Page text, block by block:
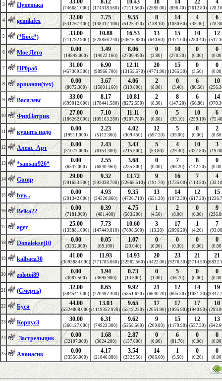
3 Пупенька 33.00
(746681.000)
8.12
(174318.560)
10.43
(7211.560)
18
(2585.00)
14
(896.40)
22
(7612.80)
4
4 gemilafex 32.00
(531767.400)
7.75
(148417.100)
9.55
(5125.420)
8
(138.10)
14
(1050.60)
4
(35.40)
6
5 (*Босс*) 33.00
(711792.900)
10.88
(528856.240)
16.53
(53616.830)
13
(640.60)
15
(1471.00)
10
(280.40)
12
6 Мое Лето 0.00
(19849.000)
3.49
(14022.160)
8.06
(2700.490)
0
(3.80)
10
(270.20)
0
(0.00)
0
7 ПР0раб 31.00
(457309.500)
6.90
(98966.700)
12.11
(13155.570)
20
(4771.90)
15
(1265.50)
0
(3.50)
0
8 аршавин(тех) 0.00
(8072.300)
3.67
(15801.160)
4.06
(319.800)
2
(8.00)
0
(3.40)
6
(80.50)
10
9 Василевс 33.00
(699012.600)
8.17
(178441.580)
10.81
(8272.550)
2
(8.30)
8
(147.20)
6
(66.80)
14
10 ФицПатрик 27.00
(186262.000)
7.10
(109163.280)
11.11
(9207.780)
0
(0.60)
5
(39.10)
10
(259.10)
6
11 кушать надо 0.00
(19911.000)
2.23
(5112.360)
4.02
(309.450)
12
(597.20)
5
(39.00)
0
(0.00)
2
12 Алекс_Арт 0.00
(31077.000)
2.43
(6154.300)
3.43
(215.500)
5
(53.80)
4
(29.40)
10
(337.80)
3
13 *sansan926* 0.00
(6542.000)
2.55
(6840.460)
3.68
(255.300)
0
(0.00)
7
(98.20)
8
(142.20)
0
14 Gump 29.00
(291653.200)
9.32
(292038.700)
13.72
(22668.510)
9
(191.70)
16
(1735.00)
7
(113.30)
4
15 byy... 0.00
(291342.000)
4.93
(34520.860)
9.35
(4726.710)
13
(651.20)
14
(1072.30)
12
(617.20)
15
16 Belka22 0.00
(7181.900)
0.39
(481.400)
4.75
(503.200)
1
(4.50)
2
(8.00)
0
(0.00)
9
17 ager 25.00
(135881.000)
7.73
(147449.810)
10.60
(7698.500)
3
(13.20)
17
(2096.20)
1
(4.20)
7
18 Donaleksej10 0.00
(3232.000)
0.05
(68.100)
1.07
(23.040)
0
(0.00)
0
(0.30)
0
(0.00)
0
19 kalbaca30 41.00
(3093884.000)
11.93
(771785.660)
14.93
(32962.560)
20
(4422.00)
23
(9276.30)
21
(5714.50)
21
20 zolotoi89 0.00
(3087.500)
1.94
(3695.900)
0.73
(14.500)
0
(1.00)
5
(36.70)
0
(0.00)
0
21 (Смерть) 32.00
(584541.000)
8.65
(220492.400)
9.92
(5851.620)
21
(6640.20)
12
(605.50)
14
(1051.30)
19
22 Буся 44.00
(5324808.000)
13.03
(1119352.920)
9.65
(5319.230)
17
(2051.90)
17
(1995.90)
17
(1940.90)
10
23 Корпус3 30.00
(360127.000)
6.31
(74923.300)
9.62
(5258.560)
9
(209.80)
15
(1179.90)
12
(557.30)
13
24 -Застрельщик- 0.00
(32107.000)
1.68
(3024.200)
2.87
(137.000)
0
(0.00)
6
(81.70)
0
(0.00)
0
25 Ананасик 0.00
(33556.000)
4.17
(21846.080)
3.54
(232.950)
14
(986.60)
1
(5.50)
0
(0.20)
0